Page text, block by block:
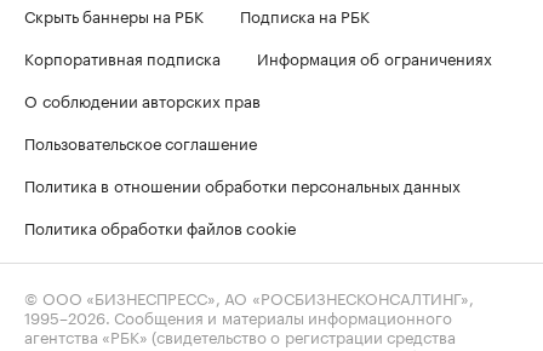
Скрыть баннеры на РБК
Подписка на РБК
Корпоративная подписка
Информация об ограничениях
О соблюдении авторских прав
Пользовательское соглашение
Политика в отношении обработки персональных данных
Политика обработки файлов cookie
© ООО «БИЗНЕСПРЕСС», АО «РОСБИЗНЕСКОНСАЛТИНГ»,
1995–2026 . Сообщения и материалы информационного
агентства «РБК» (свидетельство о регистрации средства